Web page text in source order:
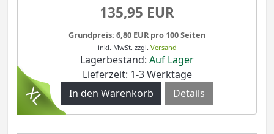
135,95 EUR
Grundpreis: 6,80 EUR pro 100 Seiten
inkl. MwSt. zzgl. Versand
Lagerbestand: Auf Lager
Lieferzeit: 1-3 Werktage
Details